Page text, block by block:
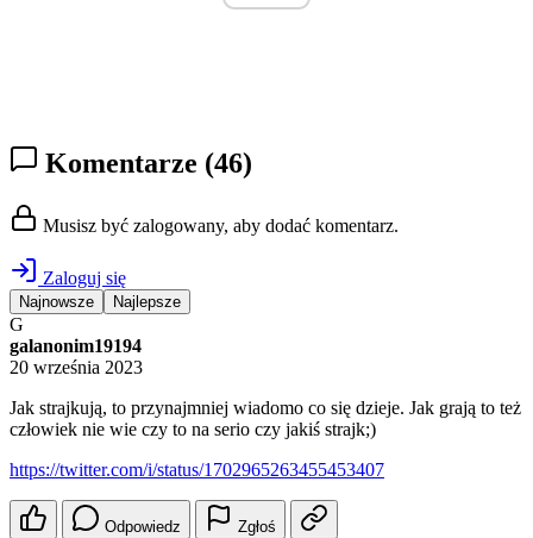
Komentarze (46)
Musisz być zalogowany, aby dodać komentarz.
Zaloguj się
Najnowsze Najlepsze
G
galanonim19194
20 września 2023
Jak strajkują, to przynajmniej wiadomo co się dzieje. Jak grają to też
człowiek nie wie czy to na serio czy jakiś strajk;)
https://twitter.com/i/status/1702965263455453407
Odpowiedz Zgłoś